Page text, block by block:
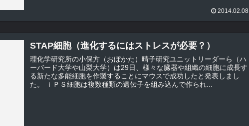
2014.02.08
STAP細胞（進化するにはストレスが必要？）
理化学研究所の小保方（おぼかた）晴子研究ユニットリーダーら（ハ
ーバード大学や山梨大学）は29日、様々な臓器や組織の細胞に成長す
る新たな多能細胞を作製することにマウスで成功したと発表しまし
た。 ｉＰＳ細胞は複数種類の遺伝子を組み込んで作られ...